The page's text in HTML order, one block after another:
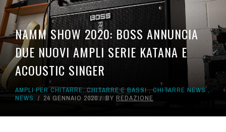
NAMM SHOW 2020: BOSS ANNUNCIA
DUE NUOVI AMPLI SERIE KATANA E
ACOUSTIC SINGER
AMPLI PER CHITARRE,CHITARRE E BASSI ,CHITARRE NEWS ,
NEWS
24 GENNAIO 2020 BY REDAZIONE